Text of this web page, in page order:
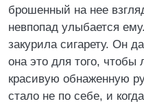
брошенный на нее
невпопад улыбается
закурила сигарету. Он
она это для того, чтобы
красивую обнаженную
стало не по себе, и